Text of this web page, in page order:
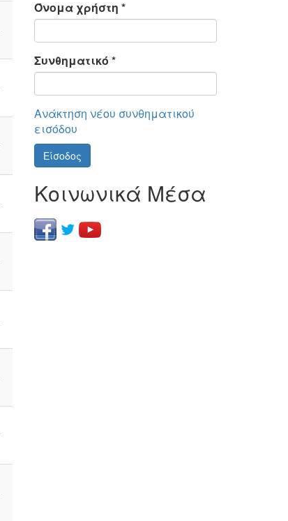
Όνομα χρήστη *
Συνθηματικό *
Ανάκτηση νέου συνθηματικού
εισόδου
Είσοδος
Κοινωνικά Μέσα